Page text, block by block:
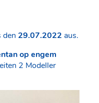
den 29.07.2022 aus.
op engem
2 Modeller